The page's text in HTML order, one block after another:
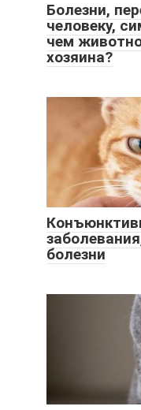
Болезни,
человеку,
чем
хозяина?
болезни